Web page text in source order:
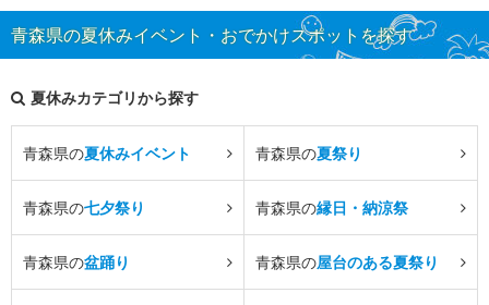
青森県の夏休みイベント・おでかけスポットを探す
夏休みカテゴリから探す
青森県の夏休みイベント 青森県の夏祭り
青森県の七夕祭り 青森県の縁日・納涼祭
青森県の盆踊り 青森県の屋台のある夏祭り